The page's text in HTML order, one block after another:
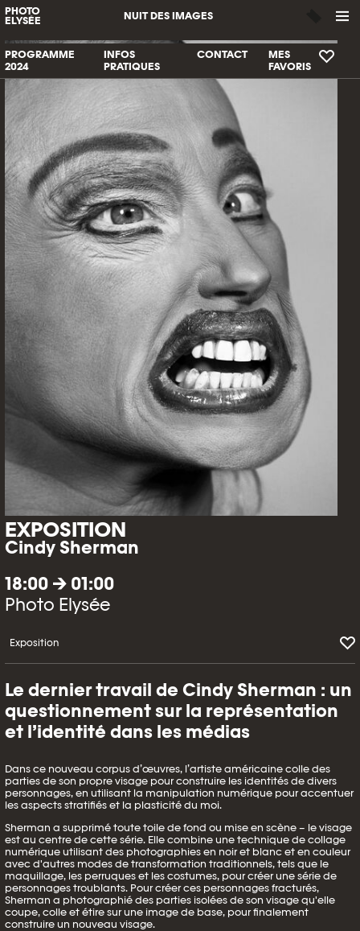
PHOTO
ELYSÉE
NUIT DES IMAGES
PROGRAMME
2024
INFOS
PRATIQUES
CONTACT
MES
FAVORIS
EXPOSITION
Cindy Sherman
18:00 → 01:00
Photo Elysée
Exposition
Le dernier travail de Cindy Sherman : un
questionnement sur la représentation
et l’identité dans les médias
Dans ce nouveau corpus d’œuvres, l’artiste américaine colle des
parties de son propre visage pour construire les identités de divers
personnages, en utilisant la manipulation numérique pour accentuer
les aspects stratifiés et la plasticité du moi.
Sherman a supprimé toute toile de fond ou mise en scène – le visage
est au centre de cette série. Elle combine une technique de collage
numérique utilisant des photographies en noir et blanc et en couleur
avec d'autres modes de transformation traditionnels, tels que le
maquillage, les perruques et les costumes, pour créer une série de
personnages troublants. Pour créer ces personnages fracturés,
Sherman a photographié des parties isolées de son visage qu'elle
coupe, colle et étire sur une image de base, pour finalement
construire un nouveau visage.